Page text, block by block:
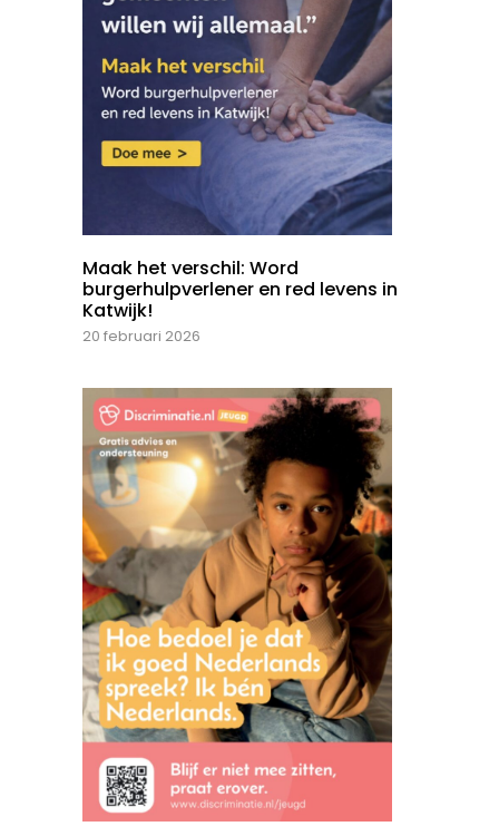
Maak het verschil: Word
burgerhulpverlener en red levens in
Katwijk!
20 februari 2026